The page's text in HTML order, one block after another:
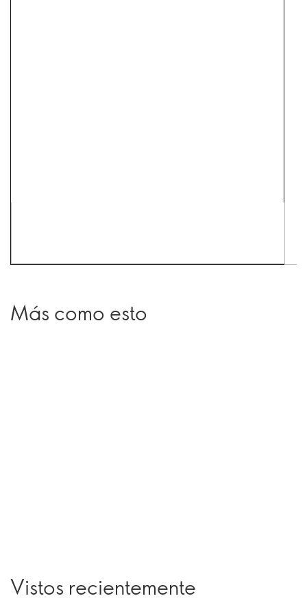
Más como esto
Vistos recientemente